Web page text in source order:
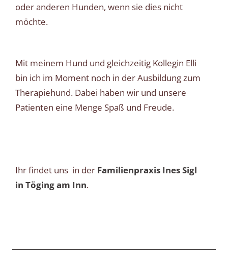
oder anderen Hunden, wenn sie dies nicht
möchte.
Mit meinem Hund und gleichzeitig Kollegin Elli
bin ich im Moment noch in der Ausbildung zum
Therapiehund. Dabei haben wir und unsere
Patienten eine Menge Spaß und Freude.
Ihr findet uns in der Familienpraxis Ines Sigl
in Töging am Inn.